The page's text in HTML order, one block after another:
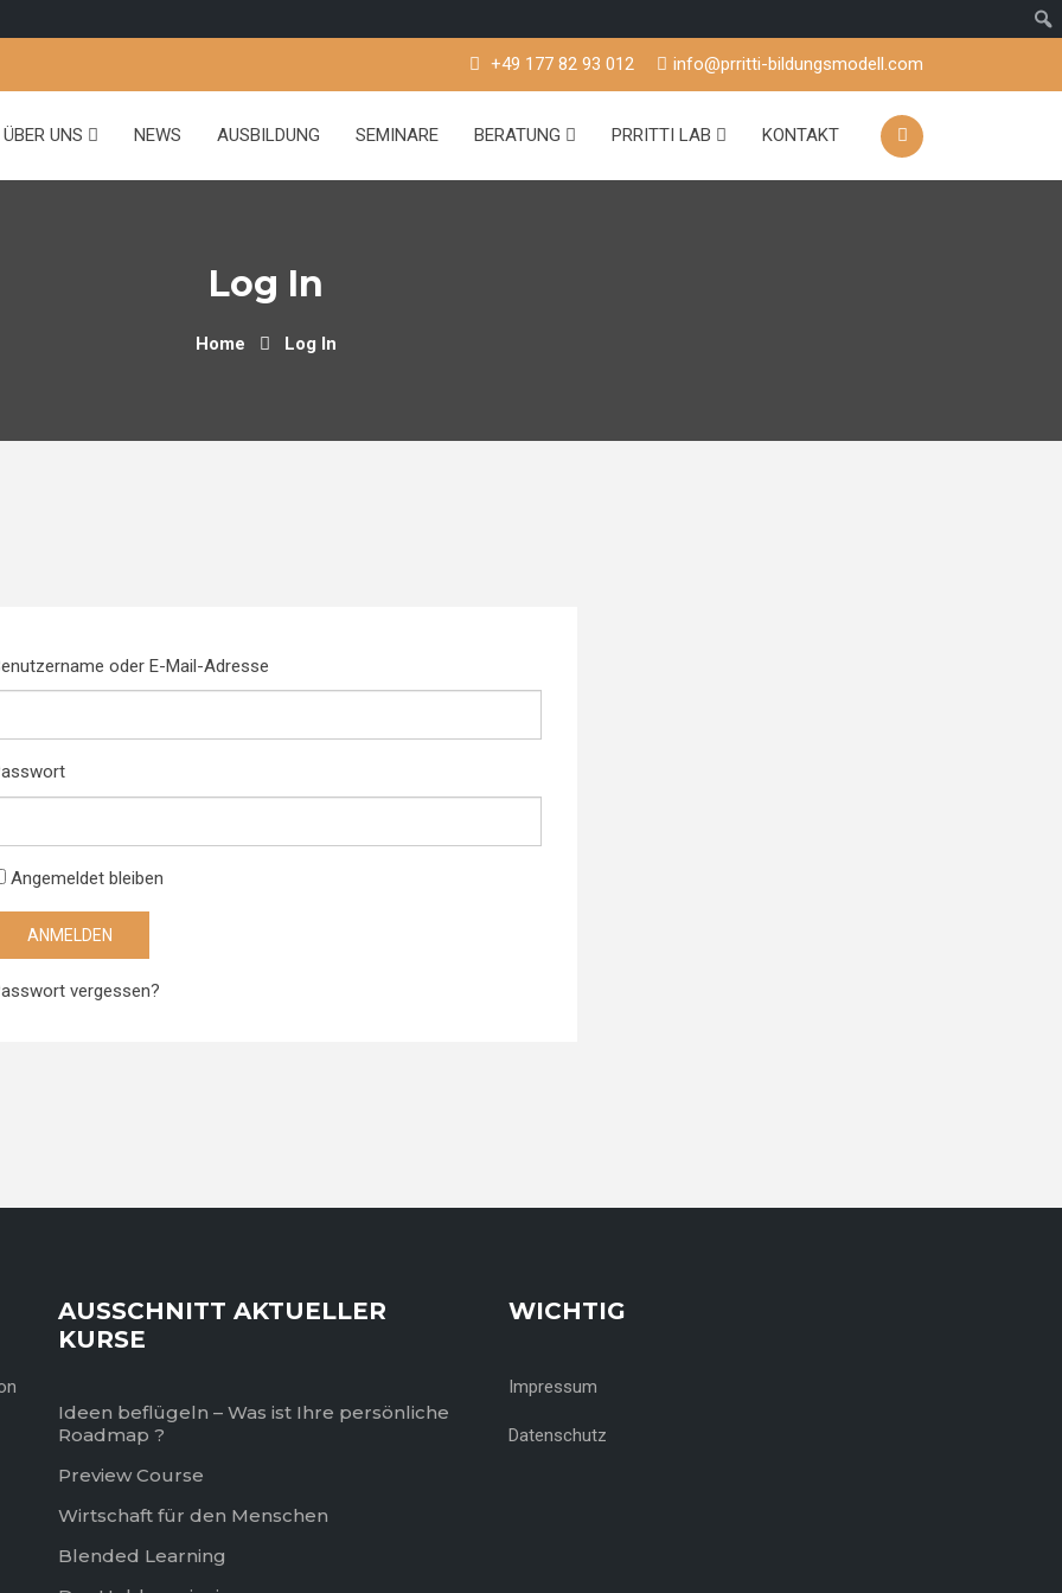
+49 177 82 93 012 info@prritti-bildungsmodell.com
ÜBER UNS NEWS AUSBILDUNG SEMINARE BERATUNG PRRITTI LAB KONTAKT
Log In
Home Log In
oder E-Mail-Adresse
Angemeldet bleiben
vergessen?
AUSSCHNITT AKTUELLER
KURSE
Ideen beflügeln – Was ist Ihre persönliche
Roadmap ?
Preview Course
Wirtschaft für den Menschen
Blended Learning
WICHTIG
Impressum
Datenschutz